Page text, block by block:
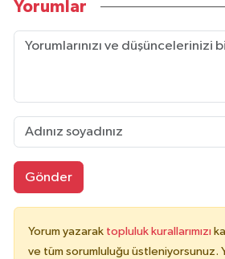
Yorumlar
Gönder
Yorum yazarak topluluk kurallarımızı
ve tüm sorumluluğu üstleniyorsunuz.